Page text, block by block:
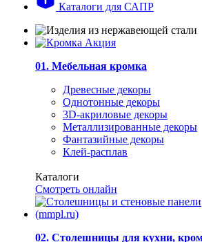
Каталоги для САПР
01. Мебельная кромка
Древесные декоры
Однотонные декоры
3D-акриловые декоры
Металлизированные декоры
Фантазийные декоры
Клей-расплав
Каталоги
Смотреть онлайн
02. Столешницы для кухни,